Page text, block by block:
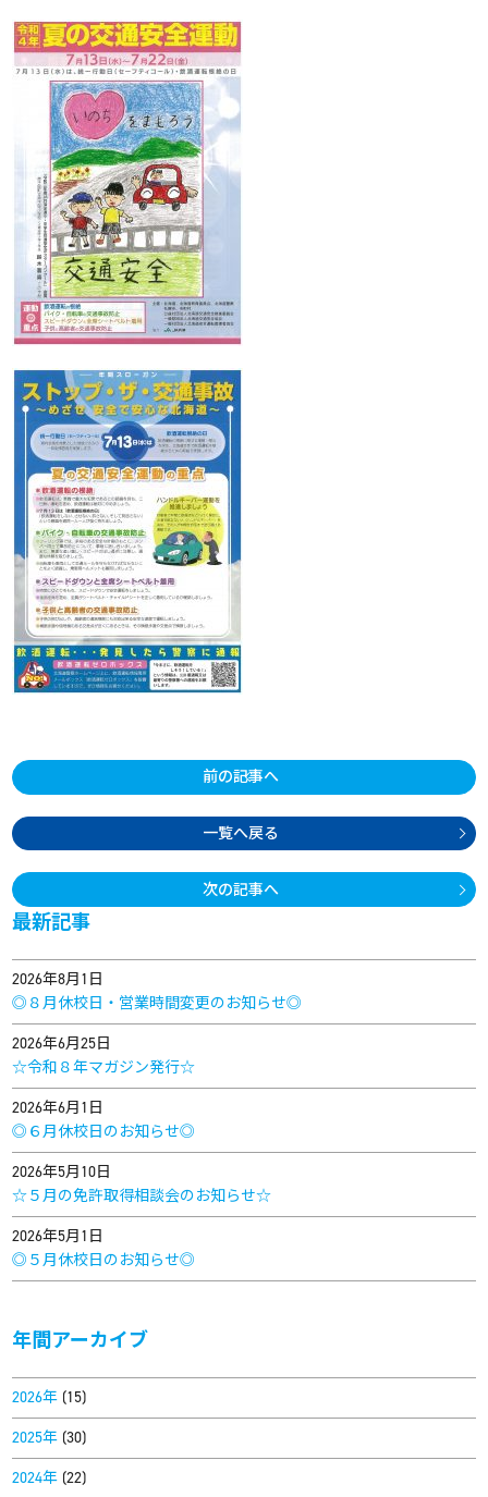
前の記事へ
一覧へ戻る
次の記事へ
最新記事
2026年8月1日
◎８月休校日・営業時間変更のお知らせ◎
2026年6月25日
☆令和８年マガジン発行☆
2026年6月1日
◎６月休校日のお知らせ◎
2026年5月10日
☆５月の免許取得相談会のお知らせ☆
2026年5月1日
◎５月休校日のお知らせ◎
年間アーカイブ
2026年 (15)
2025年 (30)
2024年 (22)